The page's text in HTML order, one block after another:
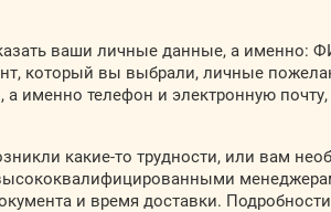
ваши личные данные, а именно:
который вы выбрали, личные
именно телефон и электронную
какие-то трудности, или вам
и время доставки.